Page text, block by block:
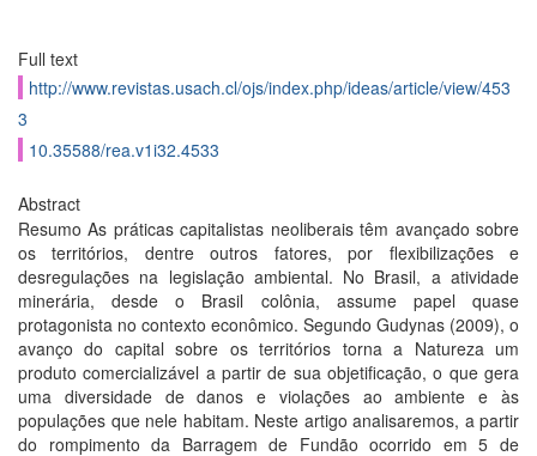
Full text
http://www.revistas.usach.cl/ojs/index.php/ideas/article/view/453
3
10.35588/rea.v1i32.4533
Abstract
Resumo As práticas capitalistas neoliberais têm avançado sobre
os territórios, dentre outros fatores, por flexibilizações e
desregulações na legislação ambiental. No Brasil, a atividade
minerária, desde o Brasil colônia, assume papel quase
protagonista no contexto econômico. Segundo Gudynas (2009), o
avanço do capital sobre os territórios torna a Natureza um
produto comercializável a partir de sua objetificação, o que gera
uma diversidade de danos e violações ao ambiente e às
populações que nele habitam. Neste artigo analisaremos, a partir
do rompimento da Barragem de Fundão ocorrido em 5 de